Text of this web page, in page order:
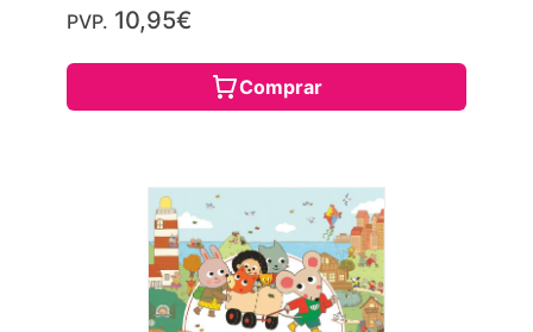
PVP. 10,95€
Comprar